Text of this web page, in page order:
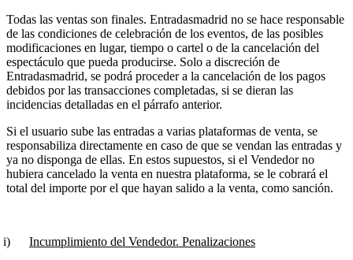
Todas las ventas son finales. Entradasmadrid no se hace responsable
de las condiciones de celebración de los eventos, de las posibles
modificaciones en lugar, tiempo o cartel o de la cancelación del
espectáculo que pueda producirse. Solo a discreción de
Entradasmadrid, se podrá proceder a la cancelación de los pagos
debidos por las transacciones completadas, si se dieran las
incidencias detalladas en el párrafo anterior.
Si el usuario sube las entradas a varias plataformas de venta, se
responsabiliza directamente en caso de que se vendan las entradas y
ya no disponga de ellas. En estos supuestos, si el Vendedor no
hubiera cancelado la venta en nuestra plataforma, se le cobrará el
total del importe por el que hayan salido a la venta, como sanción.
Incumplimiento del Vendedor. Penalizaciones